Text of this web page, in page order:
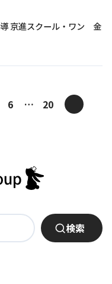
導 京進スクール・ワン 金
6 … 20
検索